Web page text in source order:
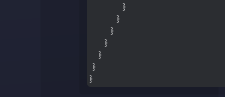
                      }
                  }
              }
          }
      }
  }
}